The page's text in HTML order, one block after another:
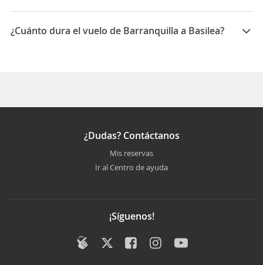
¿Cuánto dura el vuelo de Barranquilla a Basilea?
¿Dudas? Contáctanos
Mis reservas
Ir al Centro de ayuda
¡Síguenos!